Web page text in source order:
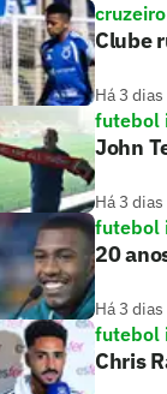
cruzeiro
Clube
Há 3 dias
futebol
John
Há 3 dias
futebol
20
Há 3 dias
futebol
Chris